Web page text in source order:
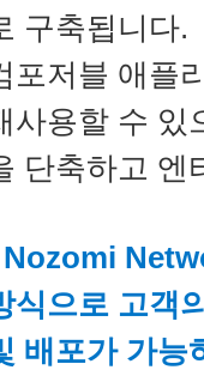
구축됩니다.
포저블 애플
사용할 수 있
단축하고 엔
식으로 고객
배포가 가능